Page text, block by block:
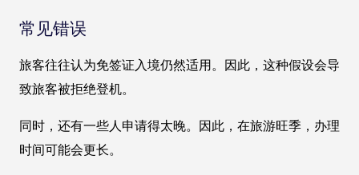
常见错误
旅客往往认为免签证入境仍然适用。因此，这种假设会导
致旅客被拒绝登机。
同时，还有一些人申请得太晚。因此，在旅游旺季，办理
时间可能会更长。